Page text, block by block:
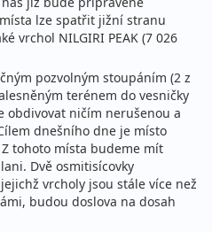
lze spatřit jižní stranu
vrchol NILGIRI PEAK (7 026
pozvolným stoupáním (2 z
terénem do vesničky
obdivovat ničím nerušenou a
dnešního dne je místo
Z tohoto místa budeme mít
Dvě osmitisícovky
jejichž vrcholy jsou stále více než
budou doslova na dosah